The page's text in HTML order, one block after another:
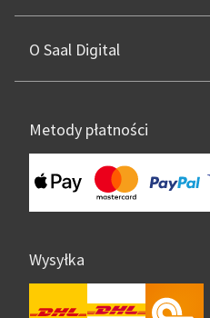
O Saal Digital
Metody płatności
Wysyłka